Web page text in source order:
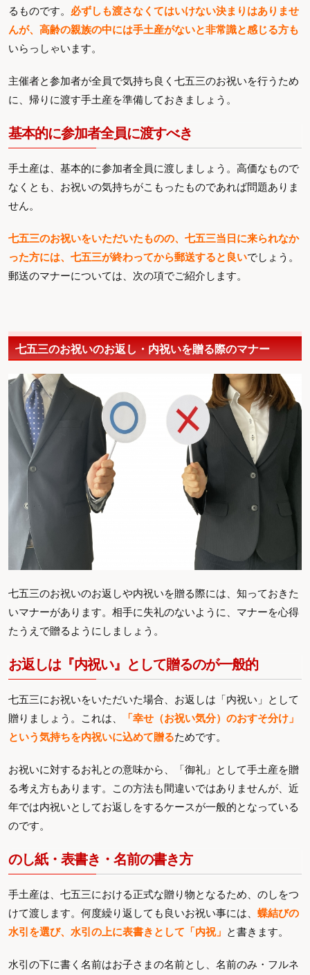
るものです。 必ずしも渡さなくてはいけない決まりはありませ
んが、高齢の親族の中には手土産がないと非常識と感じる方も
いらっしゃいます。
主催者と参加者が全員で気持ち良く七五三のお祝いを行うため
に、帰りに渡す手土産を準備しておきましょう。
基本的に参加者全員に渡すべき
手土産は、基本的に参加者全員に渡しましょう。高価なもので
なくとも、お祝いの気持ちがこもったものであれば問題ありま
せん。
七五三のお祝いをいただいたものの、七五三当日に来られなか
った方には、七五三が終わってから郵送すると良いでしょう。
郵送のマナーについては、次の項でご紹介します。
七五三のお祝いのお返し・内祝いを贈る際のマナー
七五三のお祝いのお返しや内祝いを贈る際には、知っておきた
いマナーがあります。相手に失礼のないように、マナーを心得
たうえで贈るようにしましょう。
お返しは『内祝い』として贈るのが一般的
七五三にお祝いをいただいた場合、お返しは「内祝い」として
贈りましょう。これは、
「幸せ（お祝い気分）のおすそ分け」
という気持ちを内祝いに込めて贈るためです。
お祝いに対するお礼との意味から、「御礼」として手土産を贈
る考え方もあります。この方法も間違いではありませんが、近
年では内祝いとしてお返しをするケースが一般的となっている
のです。
のし紙・表書き・名前の書き方
手土産は、七五三における正式な贈り物となるため、のしをつ
けて渡します。何度繰り返しても良いお祝い事には、 蝶結びの
水引を選び、水引の上に表書きとして「内祝」 と書きます。
水引の下に書く名前はお子さまの名前とし、名前のみ・フルネ